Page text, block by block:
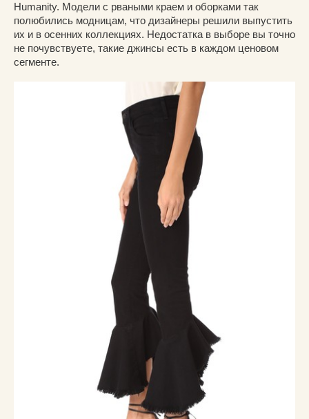
Humanity. Модели с рваными краем и оборками так
полюбились модницам, что дизайнеры решили выпустить
их и в осенних коллекциях. Недостатка в выборе вы точно
не почувствуете, такие джинсы есть в каждом ценовом
сегменте.